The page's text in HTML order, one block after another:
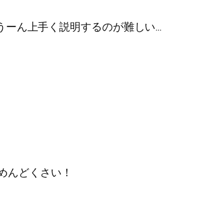
ーん上手く説明するのが難しい…
んどくさい！